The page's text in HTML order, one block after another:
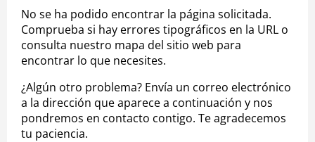
No se ha podido encontrar la página solicitada.
Comprueba si hay errores tipográficos en la URL o
consulta nuestro mapa del sitio web para
encontrar lo que necesites.
¿Algún otro problema? Envía un correo electrónico
a la dirección que aparece a continuación y nos
pondremos en contacto contigo. Te agradecemos
tu paciencia.